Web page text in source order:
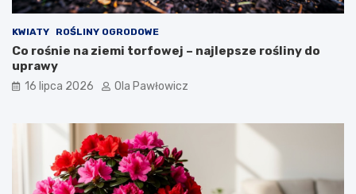
KWIATY ROŚLINY OGRODOWE
Co rośnie na ziemi torfowej – najlepsze rośliny do
uprawy
16 lipca 2026 Ola Pawłowicz